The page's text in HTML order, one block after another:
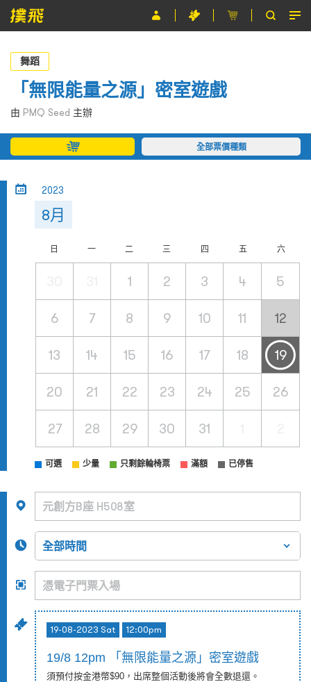
節目
主辦單位
關於撲飛
條款及細則
舞蹈
「無限能量之源」密室遊戲
由 PMQ Seed 主辦
全部票價種類
2023
8月
日 一 二 三 四 五 六
1 2 3 4 5
6 7 8 9 10 11 12
13 14 15 16 17 18 19
20 21 22 23 24 25 26
27 28 29 30 31
可選 少量 只剩餘輪椅票 滿額 已停售
19-08-2023 Sat 12:00pm
19/8 12pm 「無限能量之源」密室遊戲
須預付按金港幣$90，出席整個活動後將會全數退還。